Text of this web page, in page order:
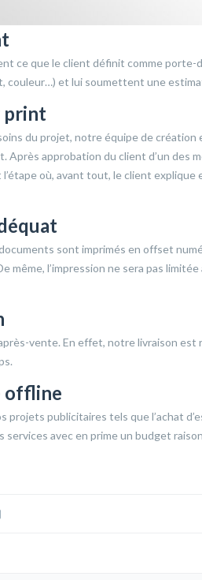
ce que le client définit comme
couleur…) et lui soumettent une
print
du projet, notre équipe de création
Après approbation du client d’un des
où, avant tout, le client
sont imprimés en offset
même, l’impression ne sera pas
vente. En effet, notre livraison
offline
projets publicitaires tels que l’achat
avec en prime un budget